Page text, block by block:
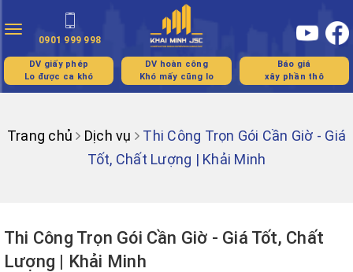
Toggle
navigation
0901 999 998
DV giấy phép
Lo được ca khó
DV hoàn công
Khó mấy cũng lo
Báo giá
xây phần thô
Trang chủ Dịch vụ
Thi Công Trọn Gói Cần Giờ - Giá
Tốt, Chất Lượng | Khải Minh
Thi Công Trọn Gói Cần Giờ - Giá Tốt, Chất
Lượng | Khải Minh